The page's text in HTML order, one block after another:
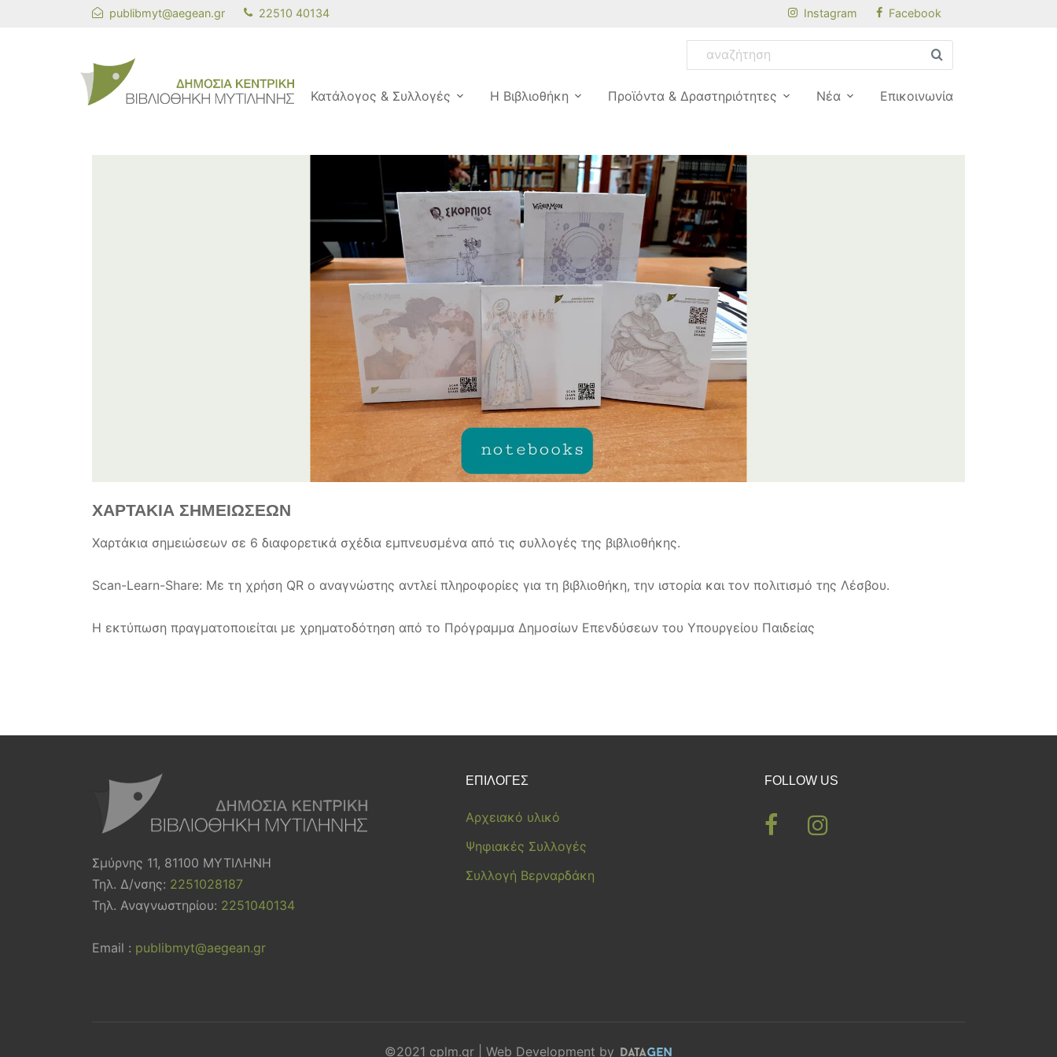
publibmyt@aegean.gr 22510 40134 Instagram Facebook
Κατάλογος & Συλλογές Η Βιβλιοθήκη Προϊόντα & Δραστηριότητες Νέα Επικοινωνία
ΧΑΡΤΑΚΙΑ ΣΗΜΕΙΩΣΕΩΝ
Χαρτάκια σημειώσεων σε 6 διαφορετικά σχέδια εμπνευσμένα από τις συλλογές της βιβλιοθήκης.
Scan-Learn-Share: Με τη χρήση QR ο αναγνώστης αντλεί πληροφορίες για τη βιβλιοθήκη, την ιστορία και τον πολιτισμό της Λέσβου.
Η εκτύπωση πραγματοποιείται με χρηματοδότηση από το Πρόγραμμα Δημοσίων Επενδύσεων του Υπουργείου Παιδείας
Σμύρνης 11, 81100 ΜΥΤΙΛΗΝΗ
Τηλ. Δ/νσης: 2251028187
Τηλ. Αναγνωστηρίου: 2251040134
Email : publibmyt@aegean.gr
ΕΠΙΛΟΓΕΣ
Αρχειακό υλικό
Ψηφιακές Συλλογές
Συλλογή Βερναρδάκη
FOLLOW US
©2021 cplm.gr | Web Development by